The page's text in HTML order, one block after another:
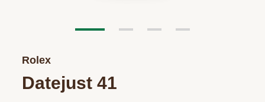
Rolex
Datejust 41